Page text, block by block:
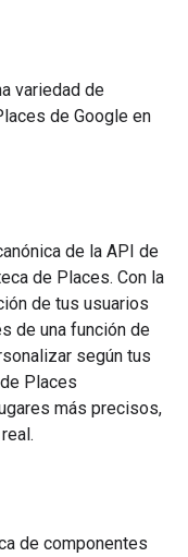
variedad de
de Google en
de la API de
de Places. Con la
de tus usuarios
de una función de
según tus
Places
más precisos,
de componentes